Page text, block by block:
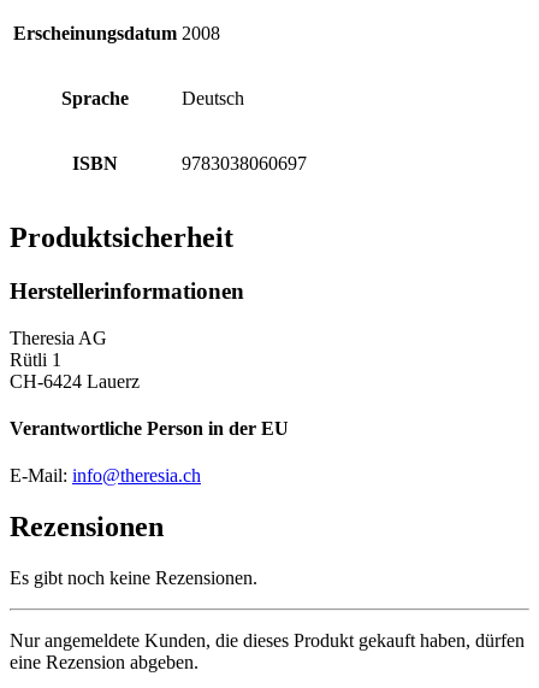
Erscheinungsdatum 2008
Sprache Deutsch
ISBN 9783038060697
Produktsicherheit
Herstellerinformationen
Theresia AG
Rütli 1
CH-6424 Lauerz
Verantwortliche Person in der EU
E-Mail: info@theresia.ch
Rezensionen
Es gibt noch keine Rezensionen.
Nur angemeldete Kunden, die dieses Produkt gekauft haben, dürfen
eine Rezension abgeben.